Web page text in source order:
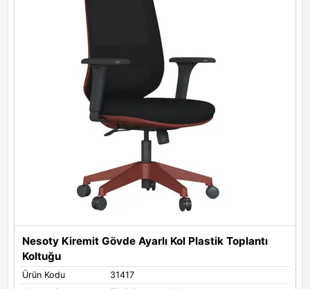
Nesoty Kiremit Gövde Ayarlı Kol Plastik Toplantı
Koltuğu
Ürün Kodu
31417